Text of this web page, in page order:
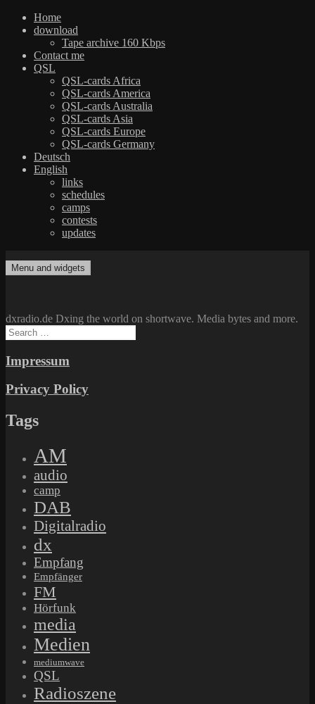
Home
download
Tape archive 160 Kbps
Contact me
QSL
QSL-cards Africa
QSL-cards America
QSL-cards Australia
QSL-cards Asia
QSL-cards Europe
QSL-cards Germany
Deutsch
English
links
schedules
camps
contests
updates
to
dxradio.de
DXing the world on shortwave
Menu and widgets
dxradio.de Dxing the world on shortwave. Media bytes and more.
Search
for:
Impressum
Privacy Policy
Tags
AM
audio
camp
DAB
Digitalradio
dx
Empfang
Empfänger
FM
Hörfunk
media
Medien
mediumwave
QSL
Radioszene